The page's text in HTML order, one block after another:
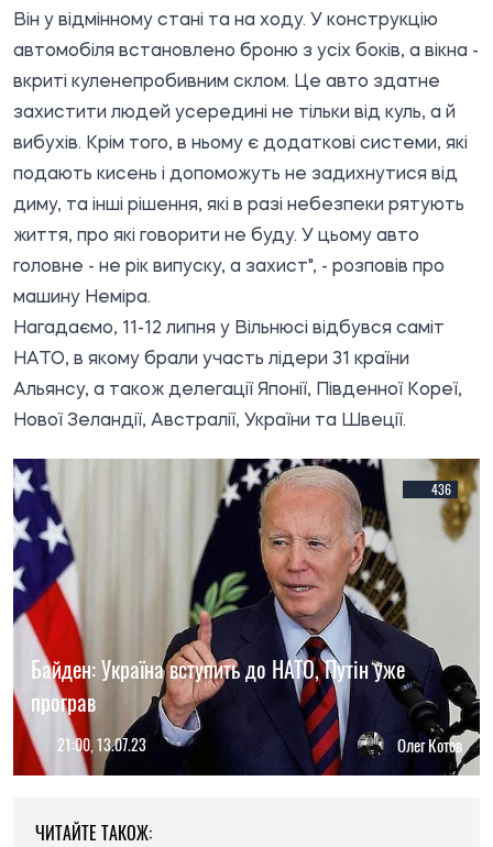
Він у відмінному стані та на ходу. У конструкцію
автомобіля встановлено броню з усіх боків, а вікна -
вкриті куленепробивним склом. Це авто здатне
захистити людей усередині не тільки від куль, а й
вибухів. Крім того, в ньому є додаткові системи, які
подають кисень і допоможуть не задихнутися від
диму, та інші рішення, які в разі небезпеки рятують
життя, про які говорити не буду. У цьому авто
головне - не рік випуску, а захист", - розповів про
машину Неміра.
Нагадаємо, 11-12 липня у Вільнюсі відбувся саміт
НАТО, в якому брали участь лідери 31 країни
Альянсу, а також делегації Японії, Південної Кореї,
Нової Зеландії, Австралії, України та Швеції.
436
Байден: Україна вступить до НАТО, Путін уже
програв
21:00, 13.07.23 Олег Котов
ЧИТАЙТЕ ТАКОЖ: